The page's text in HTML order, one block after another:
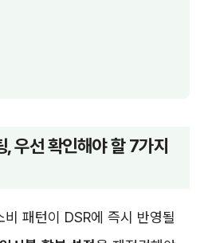
우선 확인해야 할 7가지
패턴이 DSR에 즉시 반영될